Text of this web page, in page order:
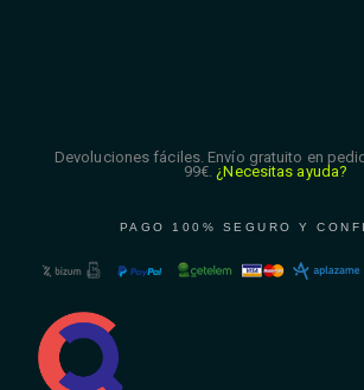
Devoluciones fáciles. Envío gratuito en
99€. ¿Necesitas ayuda?
PAGO 100% SEGURO Y